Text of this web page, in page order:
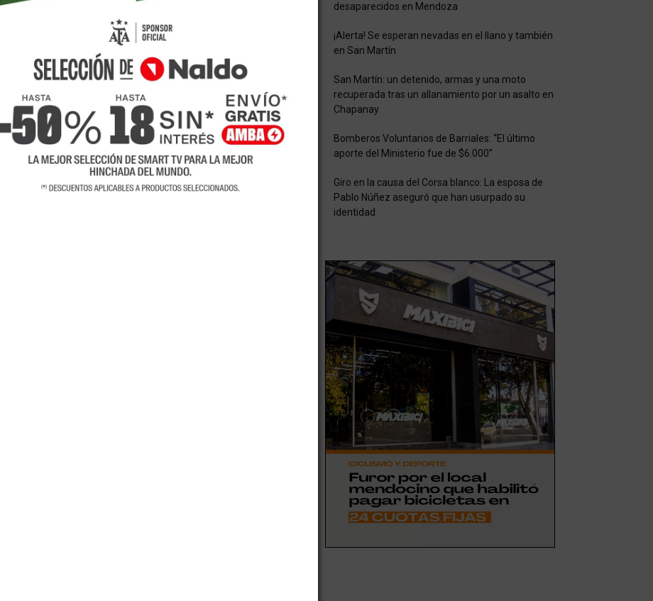
creación la comunidad educativa de la Escuela 4-005
de la Cooperadora del Hospital Perrupato. Será este
y participarán 80 alumnos, quienes desfilarán sus
que será la presentación anual de los espacios formativos
de la institución es el eje de la muestra en donde los
y Producción Textil desfilarán sus propias
en los que han trabajado todo el año, partiendo de
creativamente sus propuestas.
y accesorios para niños en etapa preescolar, con zonas
en desuso y con el concepto de reciclado. También se
revalorizando aquellas de origen natural, teñido de prendas
Además, accesorios confeccionados en yute y la
de comunidades huarpes.
desaparecidos en Mendoza
¡Alerta! Se esperan nevadas en el llano y también
en San Martín
San Martín: un detenido, armas y una moto
recuperada tras un allanamiento por un asalto en
Chapanay
Bomberos Voluntarios de Barriales: “El último
aporte del Ministerio fue de $6.000”
Giro en la causa del Corsa blanco: La esposa de
Pablo Núñez aseguró que han usurpado su
identidad